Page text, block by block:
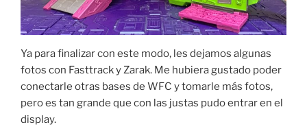
Ya para finalizar con este modo, les dejamos algunas
fotos con Fasttrack y Zarak. Me hubiera gustado poder
conectarle otras bases de WFC y tomarle más fotos,
pero es tan grande que con las justas pudo entrar en el
display.